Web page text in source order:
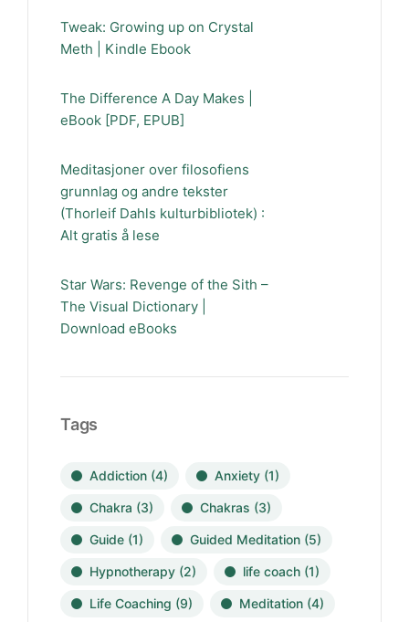
Tweak: Growing up on Crystal
Meth | Kindle Ebook
The Difference A Day Makes |
eBook [PDF, EPUB]
Meditasjoner over filosofiens
grunnlag og andre tekster
(Thorleif Dahls kulturbibliotek) :
Alt gratis å lese
Star Wars: Revenge of the Sith –
The Visual Dictionary |
Download eBooks
Tags
Addiction (4) Anxiety (1)
Chakra (3) Chakras (3)
Guide (1) Guided Meditation (5)
Hypnotherapy (2) life coach (1)
Life Coaching (9) Meditation (4)